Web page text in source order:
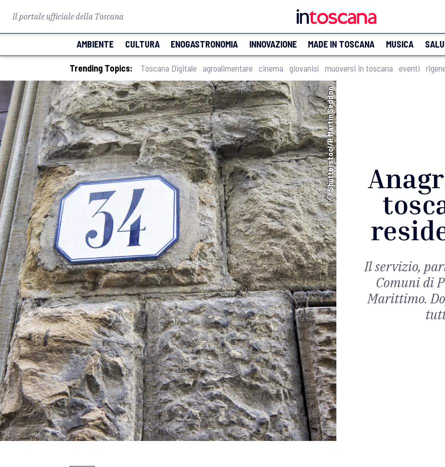
Il portale ufficiale della Toscana
AMBIENTE CULTURA ENOGASTRONOMIA INNOVAZIONE MADE IN TOSCANA MUSICA
Trending Topics: Toscana Digitale agroalimentare cinema giovanisì muoversi in toscana eventi
© Shutterstocl/R Martin Seddon
Il servizio,
Comuni di
Marittimo.